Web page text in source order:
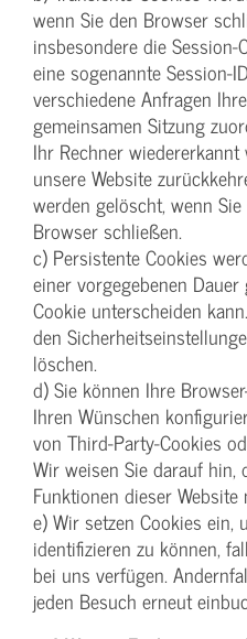
wenn Sie den Browser
insbesondere die
eine sogenannte Session-
verschiedene Anfragen
gemeinsamen Sitzung
Ihr Rechner
unsere Website
werden gelöscht, wenn
Browser schließen.
c) Persistente Cookies
einer vorgegebenen
Cookie unterscheiden
den
löschen.
d) Sie können Ihre
Ihren Wünschen
von Third-Party-Cookies
Wir weisen Sie darauf hin,
Funktionen dieser Website
e) Wir setzen Cookies ein,
identifizieren zu können,
bei uns verfügen.
jeden Besuch erneut